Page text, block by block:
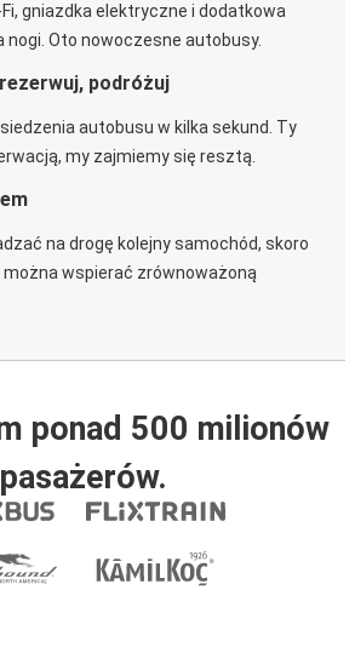
Fi, gniazdka elektryczne i dodatkowa
nogi. Oto nowoczesne autobusy.
podróżuj
autobusu w kilka sekund. Ty
my zajmiemy się resztą.
na drogę kolejny samochód, skoro
wspierać zrównoważoną
ponad 500 milionów
pasażerów.